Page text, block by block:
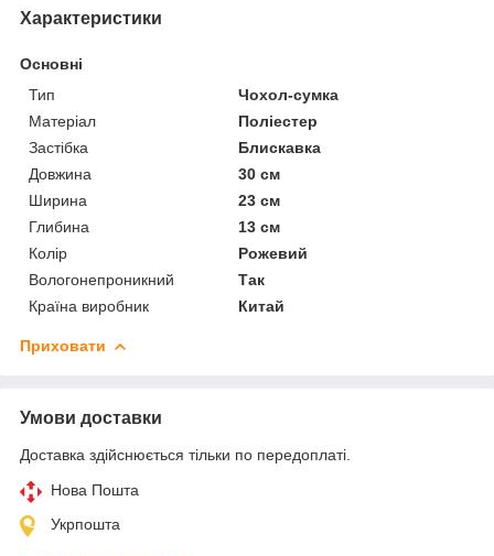
Характеристики
Основні
Тип
Чохол-сумка
Матеріал
Поліестер
Застібка
Блискавка
Довжина
30 см
Ширина
23 см
Глибина
13 см
Колір
Рожевий
Вологонепроникний
Так
Країна виробник
Китай
Приховати
Умови доставки
Доставка здійснюється тільки по передоплаті.
Нова Пошта
Укрпошта